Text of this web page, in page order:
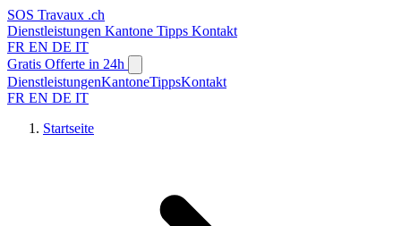
SOS Travaux .ch
Dienstleistungen Kantone Tipps Kontakt
FR EN DE IT
Gratis Offerte in 24h
DienstleistungenKantoneTippsKontakt
FR EN DE IT
Startseite